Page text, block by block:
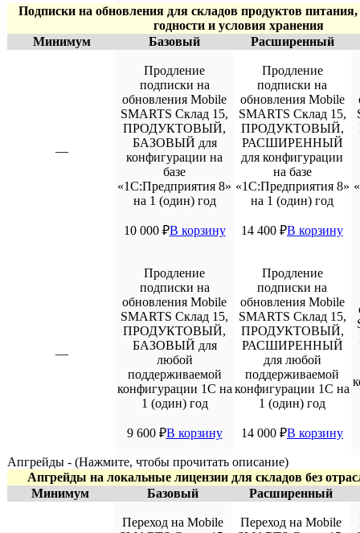
Подписки на обновления для складов продуктов
годности и условия хранения
Минимум
Базовый Расширенный
—
Продление
подписки на
обновления Mobile
SMARTS Склад 15,
ПРОДУКТОВЫЙ,
БАЗОВЫЙ для
конфигурации на
базе
«1С:Предприятия 8»
на 1 (один) год
10 000 ₽В корзину
Продление
подписки на
обновления Mobile
SMARTS Склад 15,
ПРОДУКТОВЫЙ,
РАСШИРЕННЫЙ
для конфигурации
на базе
«1С:Предприятия 8»
на 1 (один) год
14 400 ₽В корзину
—
Продление
подписки на
обновления Mobile
SMARTS Склад 15,
ПРОДУКТОВЫЙ,
БАЗОВЫЙ для
любой
поддерживаемой
конфигурации 1С на
1 (один) год
9 600 ₽В корзину
Продление
подписки на
обновления Mobile
SMARTS Склад 15,
ПРОДУКТОВЫЙ,
РАСШИРЕННЫЙ
для любой
поддерживаемой
конфигурации 1С на
1 (один) год
14 000 ₽В корзину
Апгрейды - (Нажмите, чтобы прочитать описание)
Апгрейды на локальные лицензии для складов без
Минимум
Базовый Расширенный
Переход на Mobile
Переход на Mobile